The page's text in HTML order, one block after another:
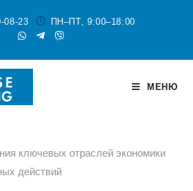
08-23 ПН–ПТ, 9:00–18:00
МЕНЮ
ключевых отраслей экономики
действий